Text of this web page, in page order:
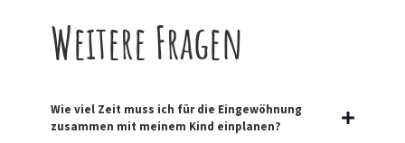
Weitere Fragen
Wie viel Zeit muss ich für die Eingewöhnung
zusammen mit meinem Kind einplanen?